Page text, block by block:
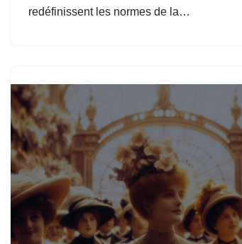
redéfinissent les normes de la…